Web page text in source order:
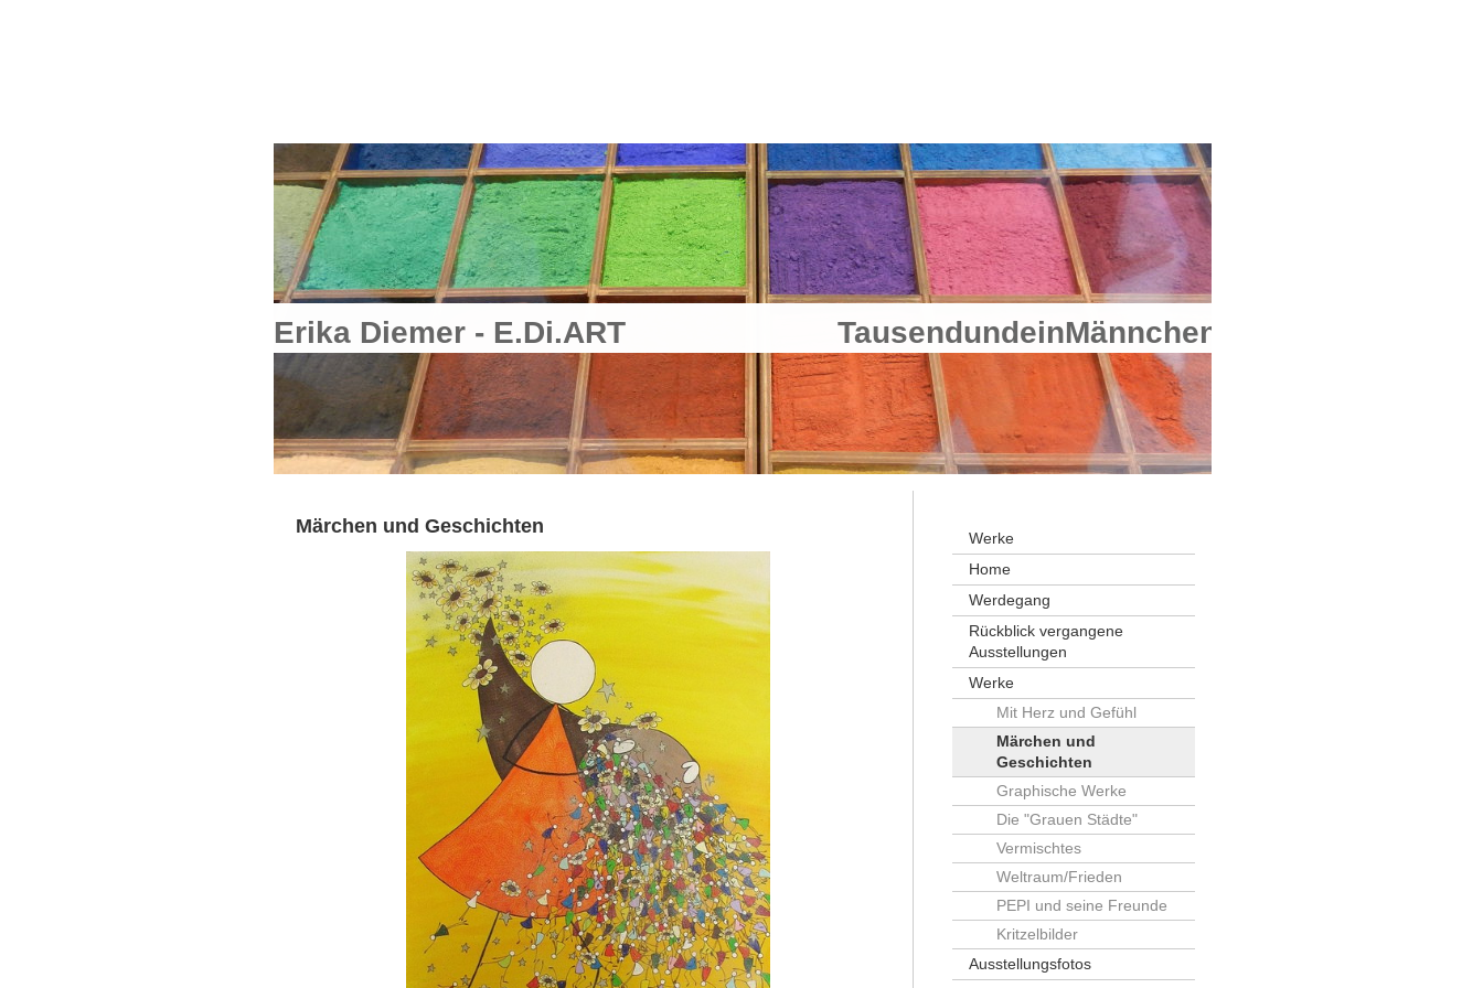
Erika Diemer - E.Di.ART TausendundeinMännchen
Märchen und Geschichten
Werke
Home
Werdegang
Rückblick vergangene
Ausstellungen
Werke
Mit Herz und Gefühl
Märchen und
Geschichten
Graphische Werke
Die "Grauen Städte"
Vermischtes
Weltraum/Frieden
PEPI und seine Freunde
Kritzelbilder
Ausstellungsfotos